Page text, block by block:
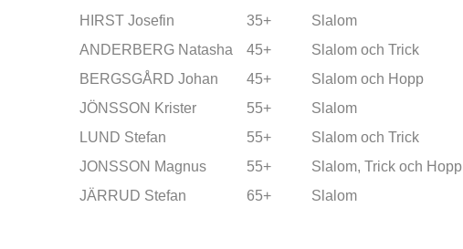
HIRST Josefin
35+
Slalom
ANDERBERG Natasha
45+
Slalom och Trick
BERGSGÅRD Johan
45+
Slalom och Hopp
JÖNSSON Krister
55+
Slalom
LUND Stefan
55+
Slalom och Trick
JONSSON Magnus
55+
Slalom, Trick och Hopp
JÄRRUD Stefan
65+ Slalom